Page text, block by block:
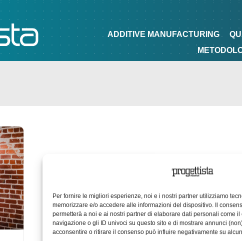
Per fornire le migliori esperienze, noi e i nostri partner utilizziamo
memorizzare e/o accedere alle informazioni del dispositivo. Il
permetterà a noi e ai nostri partner di elaborare dati personali come
navigazione o gli ID univoci su questo sito e di mostrare annunci
acconsentire o ritirare il consenso può influire negativamente su
MANUFACTURING QUADERNI DI PROGETTAZIONE
ADDITIVE MANUFACTURING